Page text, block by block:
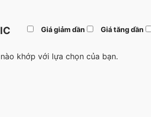
Giá giảm dần Giá tăng dần
khớp với lựa chọn của bạn.